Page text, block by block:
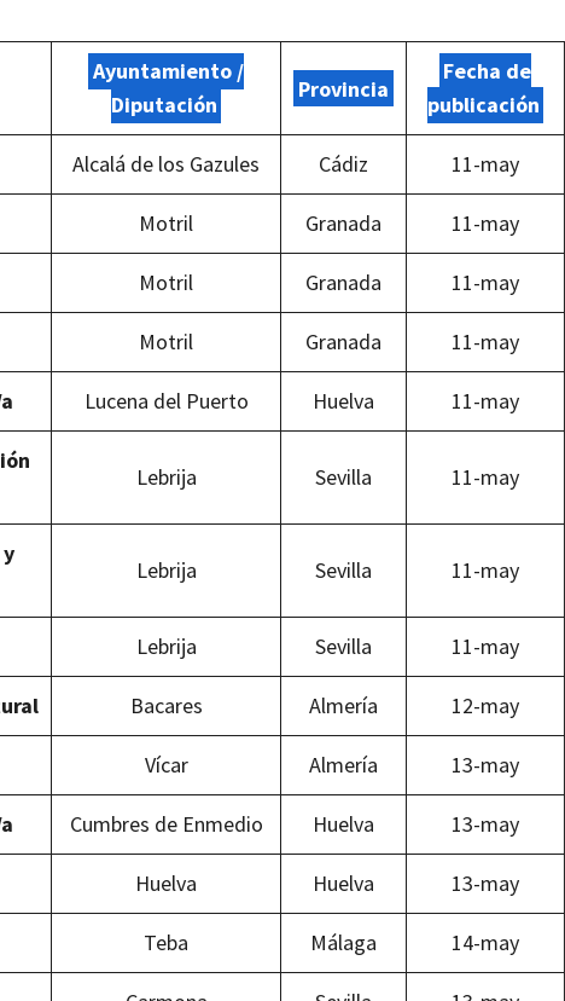
Ayuntamiento /
Diputación
Provincia
Fecha de
publicación
Alcalá de los Gazules Cádiz 11-may
Motril Granada 11-may
Motril Granada 11-may
Motril Granada 11-may
Lucena del Puerto Huelva 11-may
Lebrija Sevilla 11-may
Lebrija Sevilla 11-may
Lebrija Sevilla 11-may
Bacares Almería 12-may
Vícar Almería 13-may
Cumbres de Enmedio Huelva 13-may
Huelva Huelva 13-may
Teba Málaga 14-may